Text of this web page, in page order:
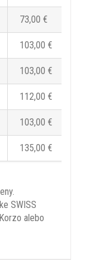
73,00 €
103,00 €
103,00 €
112,00 €
103,00 €
135,00 €
SWISS
alebo